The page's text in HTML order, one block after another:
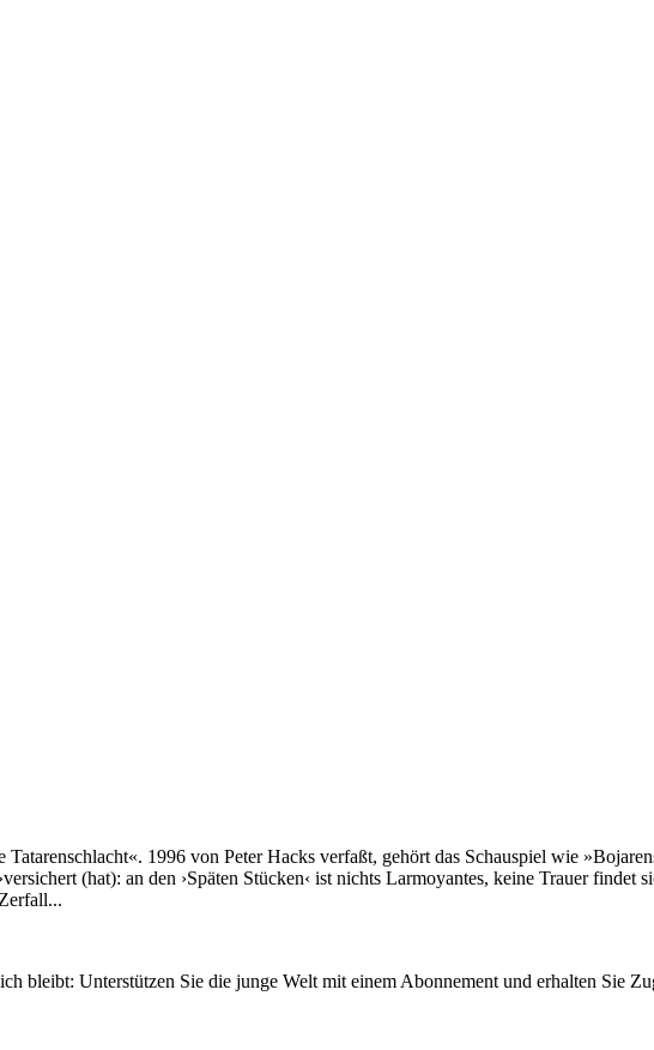
1996 von Peter Hacks verfaßt, gehört das Schauspiel wie
(hat): an den ›Späten Stücken‹ ist nichts Larmoyantes, keine Trauer
bleibt: Unterstützen Sie die junge Welt mit einem Abonnement und erhalten Sie